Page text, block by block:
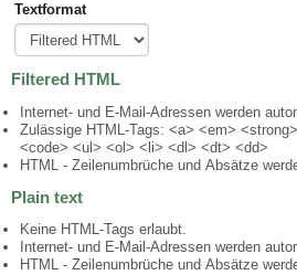
Textformat
Filtered HTML
Internet- und E-Mail-Adressen werden
Zulässige HTML-Tags: <a> <em>
<code> <ul> <ol> <li> <dl> <dt> <dd>
HTML - Zeilenumbrüche und Absätze
Plain text
Keine HTML-Tags erlaubt.
Internet- und E-Mail-Adressen werden
HTML - Zeilenumbrüche und Absätze